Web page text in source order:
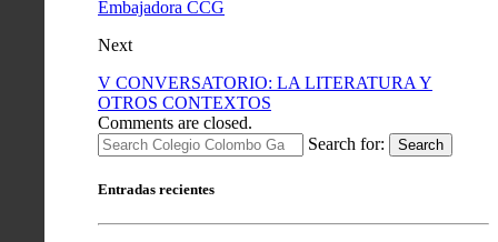
Embajadora CCG
Next
V CONVERSATORIO: LA LITERATURA Y
OTROS CONTEXTOS
Comments are closed.
Search for:
Search
Entradas recientes